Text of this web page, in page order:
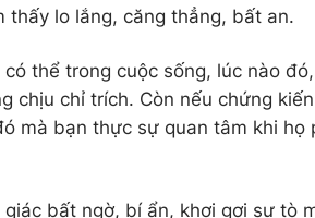
thấy lo lắng, căng thẳng, bất an.
thể trong cuộc sống, lúc nào
chịu chỉ trích. Còn nếu chứng
mà bạn thực sự quan tâm khi họ
bất ngờ, bí ẩn, khơi gợi sự tò